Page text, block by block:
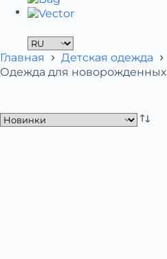
Главная
Детская одежда
Одежда для новорожденных